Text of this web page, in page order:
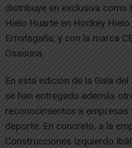
distribuye en exclusiva como
Hielo Huarte en Hockey Hielo
Ermitagaña; y con la marca
Osasuna.
En esta edición de la Gala
se han entregado además
reconocimientos a empresas
deporte. En concreto, a la
Construcciones Izquierdo